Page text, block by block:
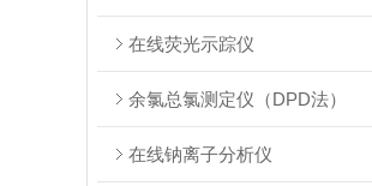
在线荧光示踪仪
余氯总氯测定仪（DPD法）
在线钠离子分析仪